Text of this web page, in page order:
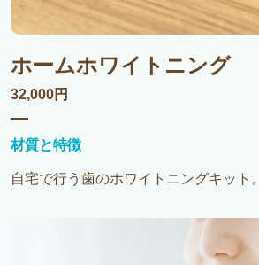
ホームホワイトニング
32,000円
材質と特徴
自宅で行う歯のホワイトニングキット。